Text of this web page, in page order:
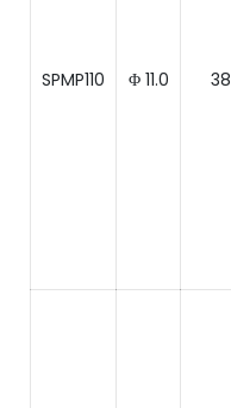
SPMP110 Φ 11.0 38